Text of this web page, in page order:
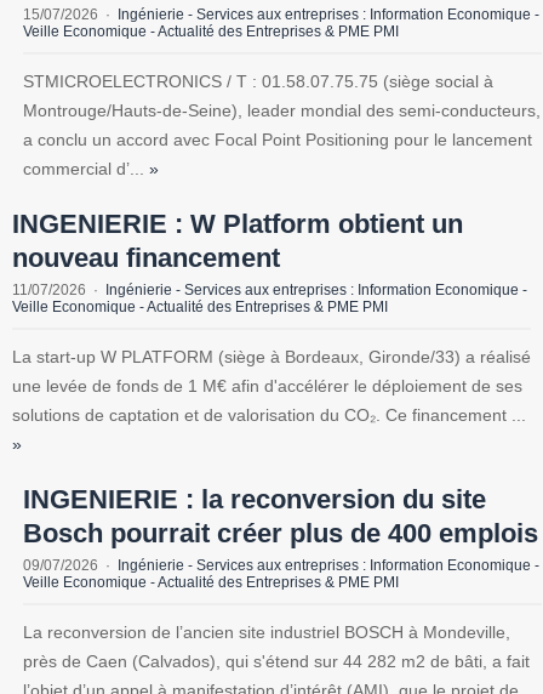
15/07/2026
Ingénierie - Services aux entreprises : Information Economique -
Veille Economique - Actualité des Entreprises & PME PMI
STMICROELECTRONICS / T : 01.58.07.75.75 (siège social à
Montrouge/Hauts-de-Seine), leader mondial des semi-conducteurs,
a conclu un accord avec Focal Point Positioning pour le lancement
commercial d’... »
INGENIERIE : W Platform obtient un
nouveau financement
11/07/2026
Ingénierie - Services aux entreprises : Information Economique -
Veille Economique - Actualité des Entreprises & PME PMI
La start-up W PLATFORM (siège à Bordeaux, Gironde/33) a réalisé
une levée de fonds de 1 M€ afin d'accélérer le déploiement de ses
solutions de captation et de valorisation du CO₂. Ce financement ...
»
INGENIERIE : la reconversion du site
Bosch pourrait créer plus de 400 emplois
09/07/2026
Ingénierie - Services aux entreprises : Information Economique -
Veille Economique - Actualité des Entreprises & PME PMI
La reconversion de l’ancien site industriel BOSCH à Mondeville,
près de Caen (Calvados), qui s'étend sur 44 282 m2 de bâti, a fait